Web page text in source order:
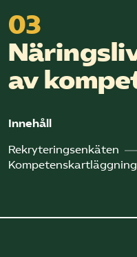
03
av
Innehåll
Rekryteringsenkäten